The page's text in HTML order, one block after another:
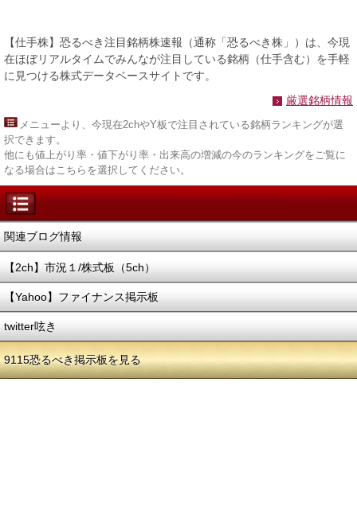
【仕手株】恐るべき注目銘柄株速報（通称「恐るべき株」）は、今現
在ほぼリアルタイムでみんなが注目している銘柄（仕手含む）を手軽
に見つける株式データベースサイトです。
厳選銘柄情報
メニューより、今現在2chやY板で注目されている銘柄ランキングが選
択できます。
他にも値上がり率・値下がり率・出来高の増減の今のランキングをご覧に
なる場合はこちらを選択してください。
関連ブログ情報
【2ch】市況１/株式板（5ch）
【Yahoo】ファイナンス掲示板
twitter呟き
9115恐るべき掲示板を見る